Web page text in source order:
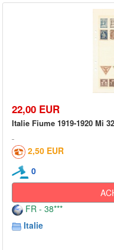
22,00 EUR
Italie Fiume 1919-1920 Mi
2,50 EUR
0
FR - 38***
Italie